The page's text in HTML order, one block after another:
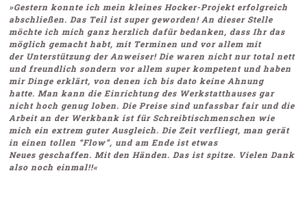
»Gestern konnte ich mein kleines Hocker-Projekt erfolgreich
abschließen. Das Teil ist super geworden! An dieser Stelle
möchte ich mich ganz herzlich dafür bedanken, dass Ihr das
möglich gemacht habt, mit Terminen und vor allem mit
der Unterstützung der Anweiser! Die waren nicht nur total nett
und freundlich sondern vor allem super kompetent und haben
mir Dinge erklärt, von denen ich bis dato keine Ahnung
hatte. Man kann die Einrichtung des Werkstatthauses gar
nicht hoch genug loben. Die Preise sind unfassbar fair und die
Arbeit an der Werkbank ist für Schreibtischmenschen wie
mich ein extrem guter Ausgleich. Die Zeit verfliegt, man gerät
in einen tollen “Flow”, und am Ende ist etwas
Neues geschaffen. Mit den Händen. Das ist spitze. Vielen Dank
also noch einmal!!«